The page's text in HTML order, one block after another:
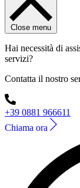
Close menu
Hai necessità di
servizi?
Contatta il nostro
+39 0881 966611
Chiama ora